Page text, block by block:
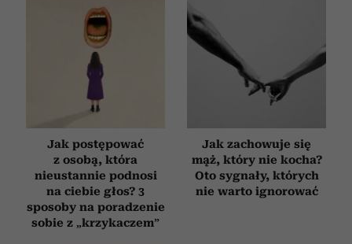
Jak postępować
z osobą, która
nieustannie podnosi
na ciebie głos? 3
sposoby na poradzenie
sobie z „krzykaczem”
Jak zachowuje się
mąż, który nie kocha?
Oto sygnały, których
nie warto ignorować